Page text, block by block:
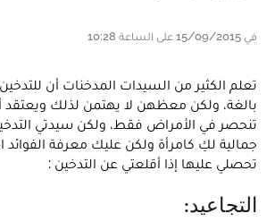
في 15/09/2015 على الساعة 10:28
تعلم الكثير من السيدات المدخنات أن
بالغة، ولكن معظهن لا يهتمن لذلك ويعتقد
جمالية لكِ كامرأة ولكن عليك معرفة الفوائد
تحصلي عليها إذا أقلعتي عن التدخين :
التجاعيد: